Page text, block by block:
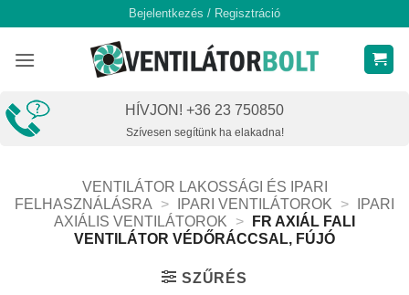
content
Bejelentkezés / Regisztráció
HÍVJON! +36 23 750850
Szívesen segítünk ha elakadna!
VENTILÁTOR LAKOSSÁGI ÉS IPARI
FELHASZNÁLÁSRA
> IPARI VENTILÁTOROK >
IPARI
AXIÁLIS VENTILÁTOROK
>
FR AXIÁL FALI
VENTILÁTOR VÉDŐRÁCCSAL, FÚJÓ
SZŰRÉS